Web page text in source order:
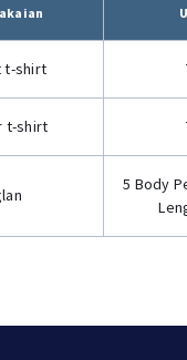
t-shirt
t-shirt
5 Body